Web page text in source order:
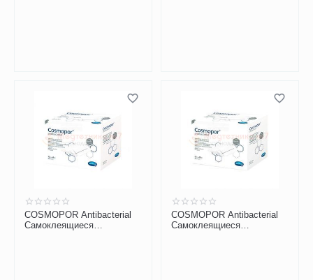
COSMOPOR Antibacterial
Самоклеящиеся
COSMOPOR Antibacterial
Самоклеящиеся